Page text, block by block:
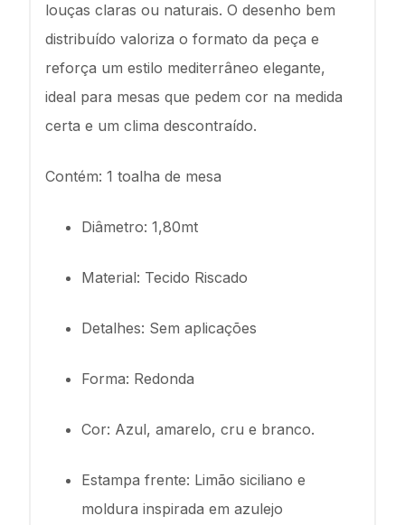
louças claras ou naturais. O desenho bem
distribuído valoriza o formato da peça e
reforça um estilo mediterrâneo elegante,
ideal para mesas que pedem cor na medida
certa e um clima descontraído.
Contém: 1 toalha de mesa
Diâmetro: 1,80mt
Material: Tecido Riscado
Detalhes: Sem aplicações
Forma: Redonda
Cor: Azul, amarelo, cru e branco.
Estampa frente: Limão siciliano e
moldura inspirada em azulejo